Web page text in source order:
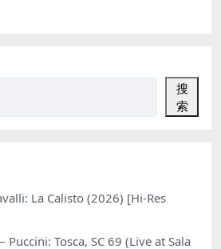
搜
索
La Calisto (2026) [Hi-Res
Puccini: Tosca, SC 69 (Live at Sala